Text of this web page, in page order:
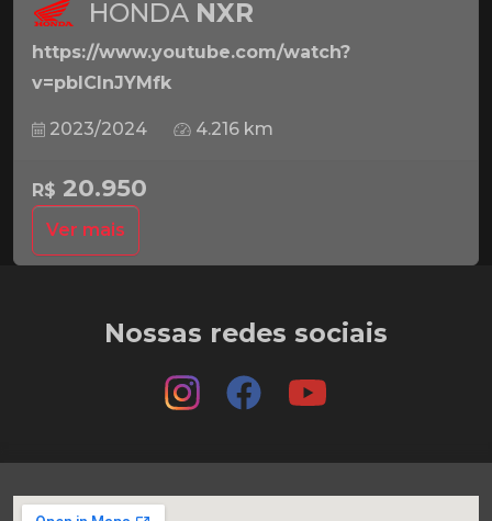
HONDA NXR
https://www.youtube.com/watch?
v=pbICInJYMfk
2023/2024 4.216 km
R$ 20.950
Ver mais
Nossas redes sociais